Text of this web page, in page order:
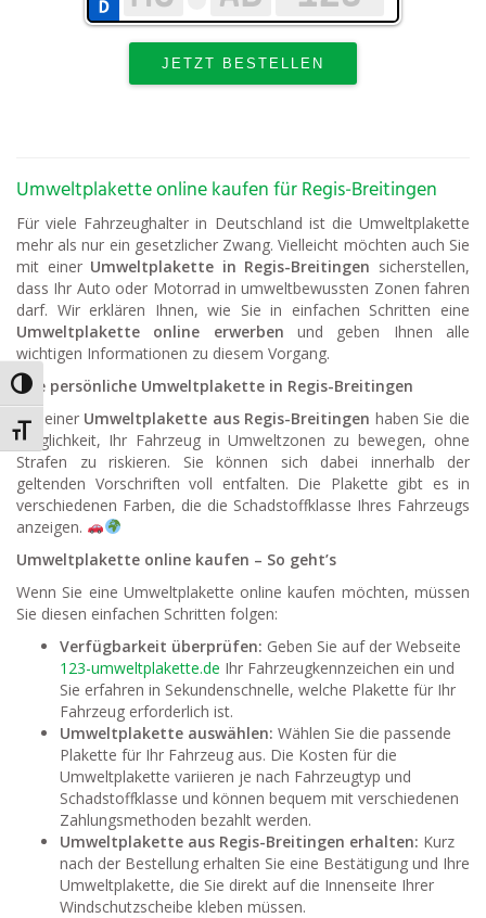
Umschalten auf hohe Kontraste
Schrift vergrößern
Umweltplakette online kaufen für Regis-Breitingen
Für viele Fahrzeughalter in Deutschland ist die Umweltplakette
mehr als nur ein gesetzlicher Zwang. Vielleicht möchten auch Sie
mit einer Umweltplakette in Regis-Breitingen sicherstellen,
dass Ihr Auto oder Motorrad in umweltbewussten Zonen fahren
darf. Wir erklären Ihnen, wie Sie in einfachen Schritten eine
Umweltplakette online erwerben und geben Ihnen alle
wichtigen Informationen zu diesem Vorgang.
Ihre persönliche Umweltplakette in Regis-Breitingen
Mit einer Umweltplakette aus Regis-Breitingen haben Sie die
Möglichkeit, Ihr Fahrzeug in Umweltzonen zu bewegen, ohne
Strafen zu riskieren. Sie können sich dabei innerhalb der
geltenden Vorschriften voll entfalten. Die Plakette gibt es in
verschiedenen Farben, die die Schadstoffklasse Ihres Fahrzeugs
anzeigen.
Umweltplakette online kaufen – So geht’s
Wenn Sie eine Umweltplakette online kaufen möchten, müssen
Sie diesen einfachen Schritten folgen:
Verfügbarkeit überprüfen: Geben Sie auf der Webseite
123-umweltplakette.de Ihr Fahrzeugkennzeichen ein und
Sie erfahren in Sekundenschnelle, welche Plakette für Ihr
Fahrzeug erforderlich ist.
Umweltplakette auswählen: Wählen Sie die passende
Plakette für Ihr Fahrzeug aus. Die Kosten für die
Umweltplakette variieren je nach Fahrzeugtyp und
Schadstoffklasse und können bequem mit verschiedenen
Zahlungsmethoden bezahlt werden.
Umweltplakette aus Regis-Breitingen erhalten: Kurz
nach der Bestellung erhalten Sie eine Bestätigung und Ihre
Umweltplakette, die Sie direkt auf die Innenseite Ihrer
Windschutzscheibe kleben müssen.